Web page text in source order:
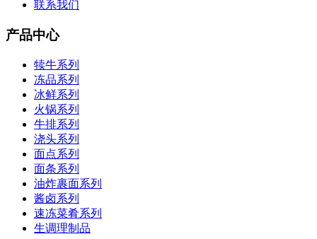
联系我们
产品中心
犊牛系列
冻品系列
冰鲜系列
火锅系列
牛排系列
浇头系列
面点系列
面条系列
油炸裹面系列
酱卤系列
速冻菜肴系列
生调理制品